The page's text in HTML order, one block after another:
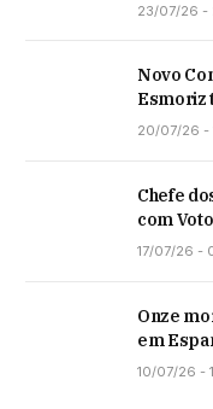
23/07/26 -
Novo
Esmoriz
20/07/26 -
Chefe
com
17/07/26 -
Onze
em
10/07/26 -